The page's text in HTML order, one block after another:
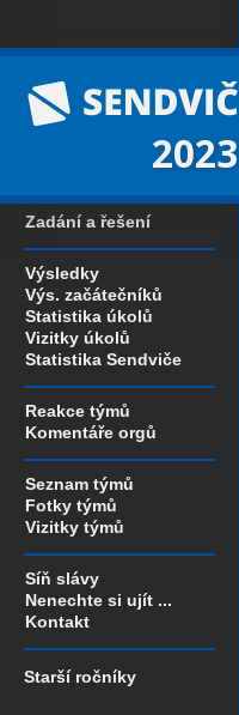
2023
Zadání a řešení
Výsledky
Výs. začátečníků
Statistika úkolů
Vizitky úkolů
Statistika Sendviče
Reakce týmů
Komentáře orgů
Seznam týmů
Fotky týmů
Vizitky týmů
Síň slávy
Nenechte si ujít ...
Kontakt
Starší ročníky